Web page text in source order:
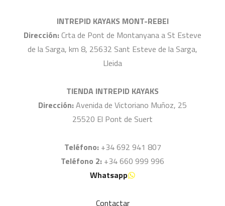
INTREPID KAYAKS MONT-REBEI
Dirección: Crta de Pont de Montanyana a St Esteve
de la Sarga, km 8, 25632 Sant Esteve de la Sarga,
Lleida
TIENDA INTREPID KAYAKS
Dirección: Avenida de Victoriano Muñoz, 25
25520 El Pont de Suert
Teléfono: +34 692 941 807
Teléfono 2: +34 660 999 996
Whatsapp
Contactar